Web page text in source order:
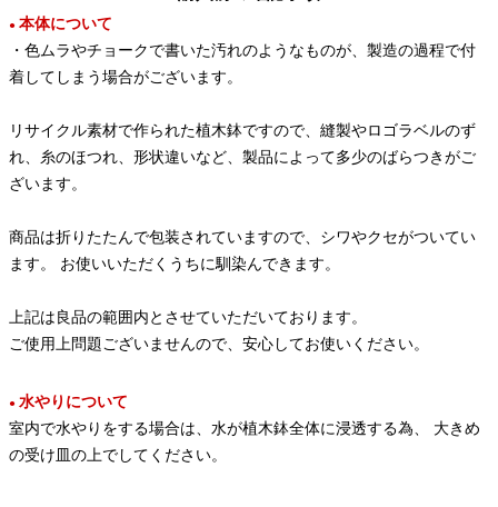
● 本体について
・色ムラやチョークで書いた汚れのようなものが、製造の過程で付
着してしまう場合がございます。
リサイクル素材で作られた植木鉢ですので、縫製やロゴラベルのず
れ、糸のほつれ、形状違いなど、製品によって多少のばらつきがご
ざいます。
商品は折りたたんで包装されていますので、シワやクセがついてい
ます。 お使いいただくうちに馴染んできます。
上記は良品の範囲内とさせていただいております。
ご使用上問題ございませんので、安心してお使いください。
● 水やりについて
室内で水やりをする場合は、水が植木鉢全体に浸透する為、 大きめ
の受け皿の上でしてください。